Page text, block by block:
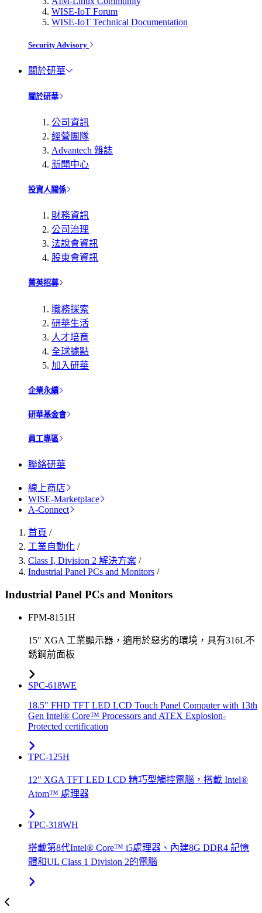
WISE-IoT Forum
WISE-IoT Technical Documentation
Security Advisory
關於研華
關於研華
公司資訊
經營團隊
Advantech 雜誌
新聞中心
投資人關係
財務資訊
公司治理
法說會資訊
股東會資訊
菁英招募
職務探索
研華生活
人才培育
全球據點
加入研華
企業永續
研華基金會
員工專區
聯絡研華
線上商店
WISE-Marketplace
A-Connect
首頁 /
工業自動化 /
Class I, Division 2 解決方案 /
Industrial Panel PCs and Monitors /
Industrial Panel PCs and Monitors
FPM-8151H
15" XGA 工業顯示器，適用於惡劣的環境，具有316L不
銹鋼前面板
SPC-618WE
18.5" FHD TFT LED LCD Touch Panel Computer with 13th
Gen Intel® Core™ Processors and ATEX Explosion-
Protected certification
TPC-125H
12" XGA TFT LED LCD 精巧型觸控電腦，搭載 Intel®
Atom™ 處理器
TPC-318WH
搭載第8代Intel® Core™ i5處理器、內建8G DDR4 記憶
體和UL Class 1 Division 2的電腦